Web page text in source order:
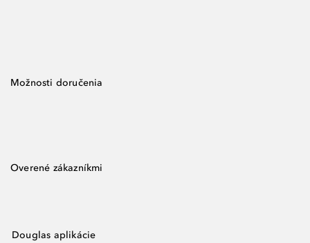
Možnosti doručenia
Overené zákazníkmi
Douglas aplikácie